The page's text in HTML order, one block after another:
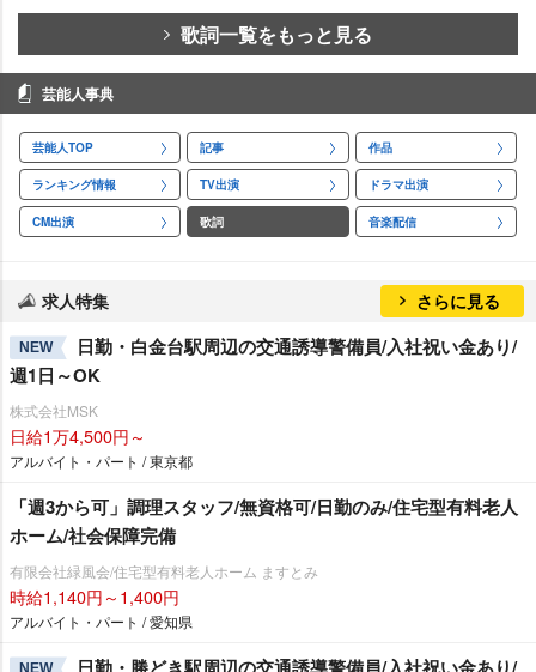
歌詞一覧をもっと見る
芸能人事典
芸能人TOP 記事 作品
ランキング情報 TV出演 ドラマ出演
CM出演 歌詞 音楽配信
求人特集 さらに見る
NEW
日勤・白金台駅周辺の交通誘導警備員/入社祝い金あり/
週1日～OK
株式会社MSK
日給1万4,500円～
アルバイト・パート / 東京都
「週3から可」調理スタッフ/無資格可/日勤のみ/住宅型有料老人
ホーム/社会保障完備
有限会社緑風会/住宅型有料老人ホーム ますとみ
時給1,140円～1,400円
アルバイト・パート / 愛知県
日勤・勝どき駅周辺の交通誘導警備員/入社祝い金あり/